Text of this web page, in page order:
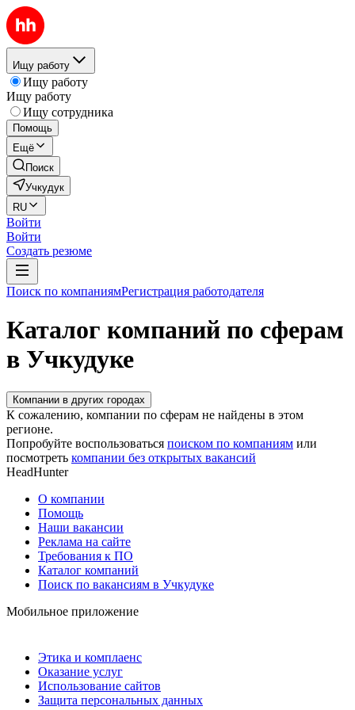
Ищу работу
Ищу работу
Ищу работу
Ищу сотрудника
Помощь
Ещё
Поиск
Учкудук
RU
Войти
Войти
Создать резюме
Поиск по компаниямРегистрация работодателя
Каталог компаний по сферам
в Учкудуке
Компании в других городах
К сожалению, компании по сферам не найдены в этом
регионе.
Попробуйте воспользоваться поиском по компаниям или
посмотреть компании без открытых вакансий
HeadHunter
О компании
Помощь
Наши вакансии
Реклама на сайте
Требования к ПО
Каталог компаний
Поиск по вакансиям в Учкудуке
Мобильное приложение
Этика и комплаенс
Оказание услуг
Использование сайтов
Защита персональных данных